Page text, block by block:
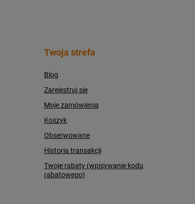
Twoja strefa
Blog
Zarejestruj się
Moje zamówienia
Koszyk
Obserwowane
Historia transakcji
Twoje rabaty (wpisywanie kodu
rabatowego)